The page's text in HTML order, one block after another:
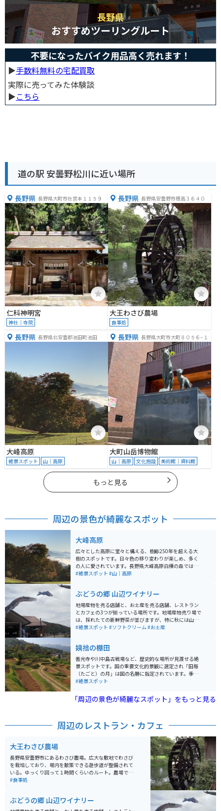
長野県
おすすめツーリングルート
不要になったバイク用品高く売れます！
▶︎手数料無料の宅配買取
実際に売ってみた体験談
▶︎こちら
道の駅 安曇野松川に近い場所
長野県 長野県大町市社宮本１１５９
仁科神明宮
神社｜寺院
長野県 長野県安曇野市穂高３６４０
大王わさび農場
食事処
長野県 長野県北安曇郡池田町池田
大峰高原
絶景スポット 山｜高原
長野県 長野県大町市大町８０５６−１
大町山岳博物館
山｜高原 文化施設 美術館｜資料館
もっと見る
周辺の景色が綺麗なスポット
大峰高原
広々とした高原に堂々と構える、樹齢250年を超える大
樹のスポットです。日々色の移り変わりが楽しめ、多く
の人に愛されています。長野県大峰高原白樺の森では、
シラカバに映える紅葉のほか、散策道からは北アルプス
ります。早朝には雲海が見えることもあります。
#絶景スポット #山｜高原
ぶどうの郷 山辺ワイナリー
地場産物を売る店舗と、お土産を売る店舗、レストラン
とカフェの3つが揃っている場所です。地場産物売り場で
は、採れたての新鮮野菜が並びますが、特に秋には山辺
の名産品の新鮮なぶどうがたくさん売られています。多
では、種類豊富なワインが売られています。またカフェ
では、巨峰ソフトが売られていて、晴れている日はテラ
ス席で景色を楽しみながらソフトクリームが味わえま
す。
#絶景スポット #ソフトクリーム#お土産
姨捨の棚田
善光寺や川中島古戦場など、歴史的な場所が見渡せる絶
景スポットです。国の重要文化的景観に選定され「田毎
（たごと）の月」は国の名勝に指定されています。季節
や時間によって姿を変える風景は、日本の原風景を思わ
#絶景スポット
「周辺の景色が綺麗なスポット」をもっと見る
周辺のレストラン・カフェ
大王わさび農場
長野県安曇野市にあるわさび農場。広大な敷地でわさび
を栽培しており、場内を散策できる遊歩道が整備されて
いる。ゆっくり回って１時間くらいのルート。農場で採
れたわさびや湧き水使用したレストランやカフェも併設
#食事処
ぶどうの郷 山辺ワイナリー